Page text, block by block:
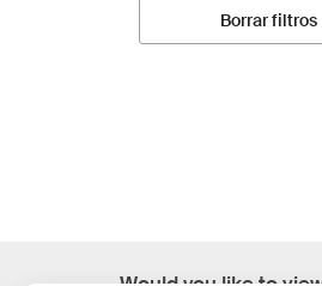
Borrar filtros